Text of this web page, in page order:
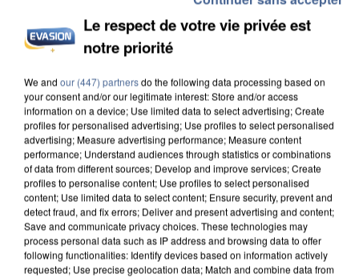
6 août 2026
Le respect de votre vie privée est
notre priorité
We and our (447) partnersdo the following data processing based on
your consent and/or our legitimate interest: Store and/or access
information on a device; Use limited data to select advertising; Create
profiles for personalised advertising; Use profiles to select personalised
advertising; Measure advertising performance; Measure content
performance; Understand audiences through statistics or combinations
of data from different sources; Develop and improve services; Create
profiles to personalise content; Use profiles to select personalised
content; Use limited data to select content; Ensure security, prevent and
detect fraud, and fix errors; Deliver and present advertising and content;
Save and communicate privacy choices. These technologies may
process personal data such as IP address and browsing data to offer
following functionalities: Identify devices based on information actively
requested; Use precise geolocation data; Match and combine data from